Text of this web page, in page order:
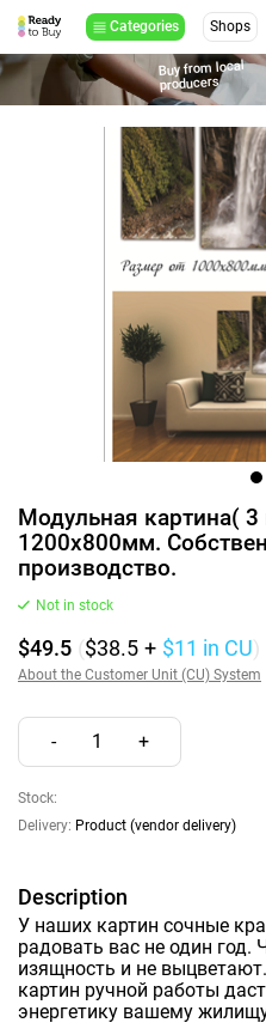
Categories Shops
Buy from local
producers
Модульная картина(
1200х800мм.
производство.
Not in stock
$49.5 ($38.5 + $11 in CU)
About the Customer Unit (CU) System
- 1 +
Stock:
Delivery: Product (vendor delivery)
Description
У наших картин сочные
радовать вас не один год.
изящность и не
картин ручной работы
энергетику вашему